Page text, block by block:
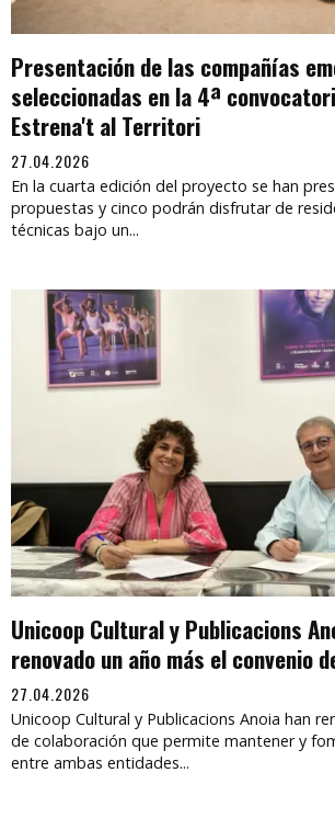
Presentación de las compañías
seleccionadas en la 4ª
Estrena't al Territori
27.04.2026
En la cuarta edición del proyecto se han
propuestas y cinco podrán disfrutar de
técnicas bajo un...
Unicoop Cultural y Publicacions
renovado un año más el convenio
27.04.2026
Unicoop Cultural y Publicacions Anoia han
de colaboración que permite mantener y
entre ambas entidades...